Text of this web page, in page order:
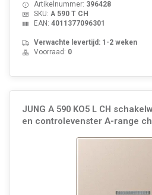
Artikelnummer: 396428
SKU: A 590 T CH
EAN: 4011377096301
Verwachte levertijd: 1-2 weken
Voorraad: 0
JUNG A 590 KO5 L CH
en controlevenster A-range